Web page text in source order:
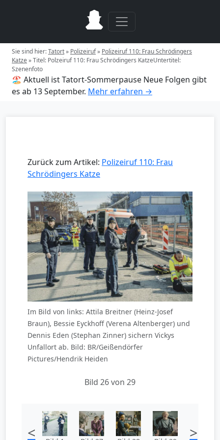
Sie sind hier:Tatort» Polizeiruf» Polizeiruf 110: Frau Schrödingers
Katze»Titel: Polzeiruf 110: Frau Schrödingers KatzeUntertitel:
Szenenfoto
🏖️ Aktuell ist Tatort-Sommerpause Neue Folgen gibt
es ab 13 September. Mehr erfahren →
Zurück zum Artikel: Polizeiruf 110: Frau
Schrödingers Katze
Im Bild von links: Attila Breitner (Heinz-Josef
Braun), Bessie Eyckhoff (Verena Altenberger) und
Dennis Eden (Stephan Zinner) sichern Vickys
Unfallort ab. Bild: BR/Geißendörfer
Pictures/Hendrik Heiden
Bild 26 von 29
< >